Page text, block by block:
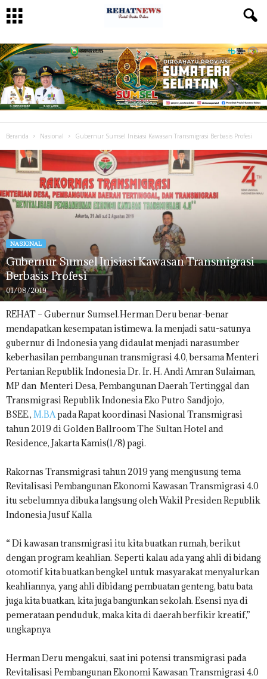
Beranda Nasional Gubernur Sumsel Inisiasi Kawasan Transmigrasi Berbasis Profesi
NASIONAL
Gubernur Sumsel Inisiasi Kawasan Transmigrasi
Berbasis Profesi
01/08/2019
REHAT – Gubernur Sumsel.Herman Deru benar-benar
mendapatkan kesempatan istimewa. Ia menjadi satu-satunya
gubernur di Indonesia yang didaulat menjadi narasumber
keberhasilan pembangunan transmigrasi 4.0, bersama Menteri
Pertanian Republik Indonesia Dr. Ir. H. Andi Amran Sulaiman,
MP dan Menteri Desa, Pembangunan Daerah Tertinggal dan
Transmigrasi Republik Indonesia Eko Putro Sandjojo,
BSEE., M.BApada Rapat koordinasi Nasional Transmigrasi
tahun 2019 di Golden Ballroom The Sultan Hotel and
Residence, Jakarta Kamis(1/8) pagi.
Rakornas Transmigrasi tahun 2019 yang mengusung tema
Revitalisasi Pembangunan Ekonomi Kawasan Transmigrasi 4.0
itu sebelumnya dibuka langsung oleh Wakil Presiden Republik
Indonesia Jusuf Kalla
“ Di kawasan transmigrasi itu kita buatkan rumah, berikut
dengan program keahlian. Seperti kalau ada yang ahli di bidang
otomotif kita buatkan bengkel untuk masyarakat menyalurkan
keahliannya, yang ahli dibidang pembuatan genteng, batu bata
juga kita buatkan, kita juga bangunkan sekolah. Esensi nya di
pemerataan penduduk, maka kita di daerah berfikir kreatif,”
ungkapnya
Herman Deru mengakui, saat ini potensi transmigrasi pada
Revitalisasi Pembangunan Ekonomi Kawasan Transmigrasi 4.0